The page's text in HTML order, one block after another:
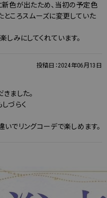
色が出たため、当初の予定色
ころスムーズに変更していた
みにしてくれています。
投稿日：2024年06月13日
ました。
づらく
でリングコーデで楽しめます。